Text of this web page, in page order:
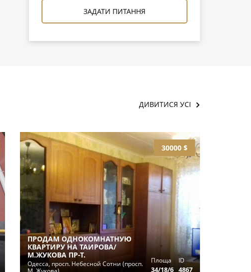
ЗАДАТИ ПИТАННЯ
ДИВИТИСЯ УСІ
30000 $
ПРОДАМ ОДНОКОМНАТНУЮ
КВАРТИРУ НА ТАИРОВА/
М.ЖУКОВА ПР-Т.
Одесса, просп. Небесной Сотни (просп.
Площа
34/18/6
ID
4867